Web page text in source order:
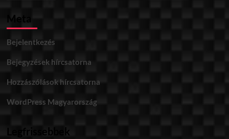
Meta
Bejelentkezés
Bejegyzések hírcsatorna
Hozzászólások hírcsatorna
WordPress Magyarország
Legfrissebbek